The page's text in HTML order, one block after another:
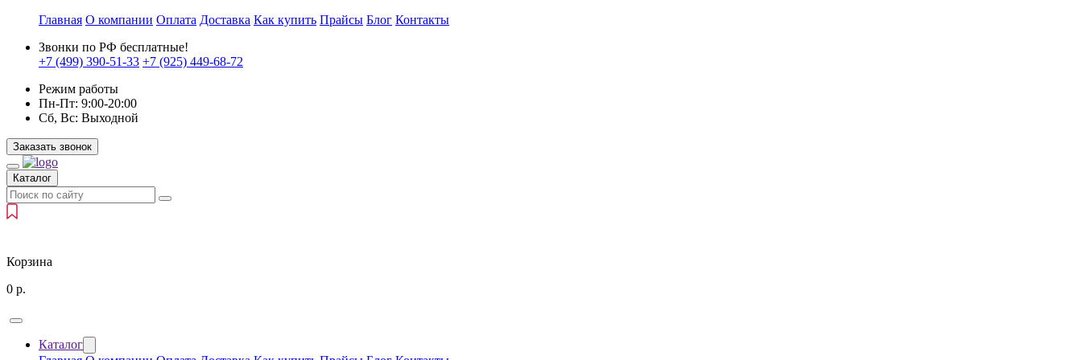
Главная О компании Оплата Доставка Как купить Прайсы Блог Контакты
Звонки по РФ бесплатные!
+7 (499) 390-51-33 +7 (925) 449-68-72
Режим работы
Пн-Пт: 9:00-20:00
Сб, Вс: Выходной
Заказать звонок
Каталог
Корзина
0 р.
Каталог